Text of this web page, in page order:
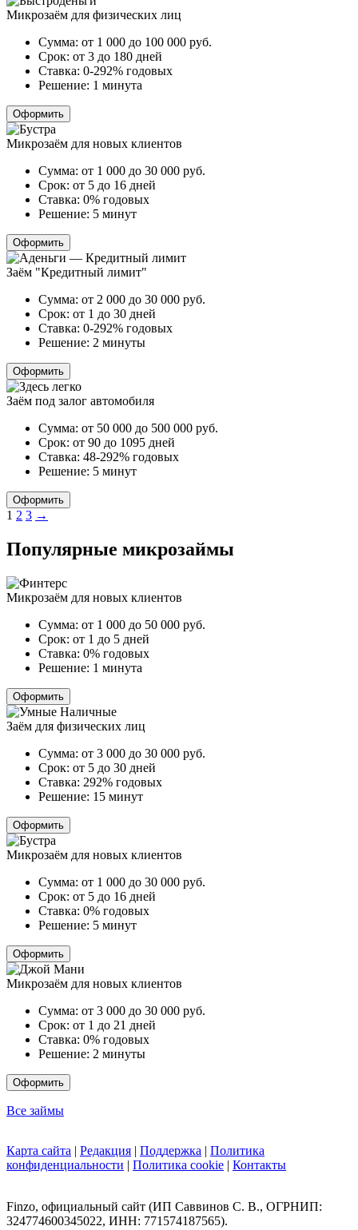
Микрозаём для физических лиц
Сумма: от 1 000 до 100 000 руб.
Срок: от 3 до 180 дней
Ставка: 0-292% годовых
Решение: 1 минута
Оформить
Микрозаём для новых клиентов
Сумма: от 1 000 до 30 000 руб.
Срок: от 5 до 16 дней
Ставка: 0% годовых
Решение: 5 минут
Оформить
Заём "Кредитный лимит"
Сумма: от 2 000 до 30 000 руб.
Срок: от 1 до 30 дней
Ставка: 0-292% годовых
Решение: 2 минуты
Оформить
Заём под залог автомобиля
Сумма: от 50 000 до 500 000 руб.
Срок: от 90 до 1095 дней
Ставка: 48-292% годовых
Решение: 5 минут
Оформить
Пагинация
1 2 3 →
Популярные микрозаймы
Микрозаём для новых клиентов
Сумма: от 1 000 до 50 000 руб.
Срок: от 1 до 5 дней
Ставка: 0% годовых
Решение: 1 минута
Оформить
Заём для физических лиц
Сумма: от 3 000 до 30 000 руб.
Срок: от 5 до 30 дней
Ставка: 292% годовых
Решение: 15 минут
Оформить
Микрозаём для новых клиентов
Сумма: от 1 000 до 30 000 руб.
Срок: от 5 до 16 дней
Ставка: 0% годовых
Решение: 5 минут
Оформить
Микрозаём для новых клиентов
Сумма: от 3 000 до 30 000 руб.
Срок: от 1 до 21 дней
Ставка: 0% годовых
Решение: 2 минуты
Оформить
Все займы
Карта сайта | Редакция | Поддержка | Политика
конфиденциальности | Политика cookie | Контакты
Finzo, официальный сайт (ИП Саввинов С. В., ОГРНИП:
324774600345022, ИНН: 771574187565).